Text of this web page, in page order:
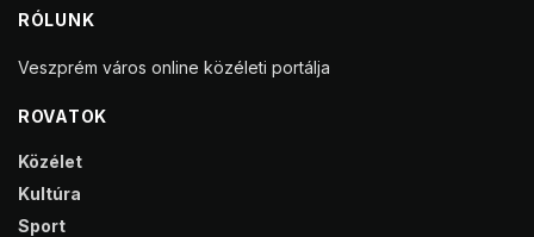
RÓLUNK
Veszprém város online közéleti portálja
ROVATOK
Közélet
Kultúra
Sport